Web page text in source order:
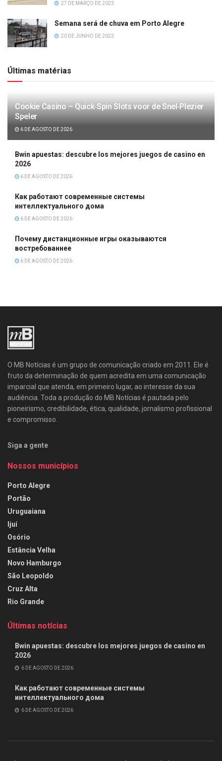
27 DE MARÇO DE 2023
Semana será de chuva em Porto Alegre
20 DE JUNHO DE 2022
Últimas matérias
Cookie Casino – Quick‑Spin Slots voor de Snel‑Plezier
Speler
6 DE AGOSTO DE 2026
Bwin apuestas: descubre los mejores juegos de casino en
2026
6 DE AGOSTO DE 2026
Как работают современные системы
интеллектуального дома
6 DE AGOSTO DE 2026
Почему дистанционные игры оказываются
востребованнее
6 DE AGOSTO DE 2026
O MB Notícias é um grupo de comunicação criado em 2011. Ele é
fruto da determinação de quem acredita em uma comunicação
imparcial que atenda, em primeiro lugar, ao interesse da sua
audiência. Toda a produção do MB Notícias é pautada pelo
pioneirismo, credibilidade, ética, qualidade, jornalismo profissional
e compromisso.
Siga a gente
Nossos municípios
Porto Alegre
Portão
Uruguaiana
Ijuí
Osório
Estância Velha
Novo Hamburgo
São Leopoldo
Cruz Alta
Rio Grande
Últimas notícias
Bwin apuestas: descubre los mejores juegos de casino en
2026
6 DE AGOSTO DE 2026
Как работают современные системы
интеллектуального дома
6 DE AGOSTO DE 2026